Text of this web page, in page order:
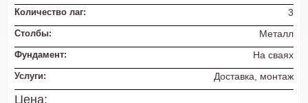
Количество лаг: 3
Столбы: Металл
Фундамент: На сваях
Услуги: Доставка, монтаж
Цена: